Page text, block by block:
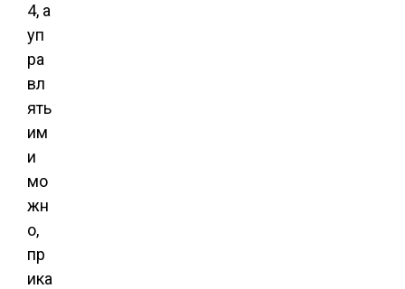
4, а
уп
ра
вл
ять
им
и
мо
жн
о,
пр
ика